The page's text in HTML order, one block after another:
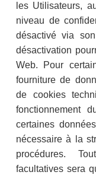
les Utilisateurs,
niveau de
désactivé via
désactivation
Web. Pour
fourniture de
de cookies
fonctionnement
certaines
nécessaire à la
procédures.
facultatives sera